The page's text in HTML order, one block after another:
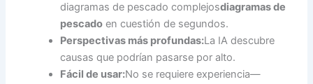
diagramas de pescado complejosdiagramas de
pescado en cuestión de segundos.
Perspectivas más profundas:La IA descubre
causas que podrían pasarse por alto.
Fácil de usar:No se requiere experiencia—